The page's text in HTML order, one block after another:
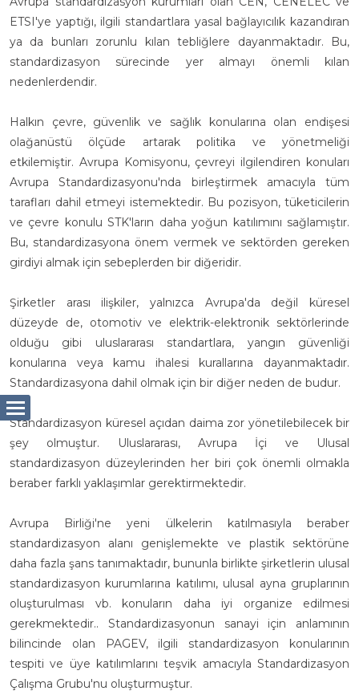
ETSI'ye yaptığı, ilgili standartlara yasal bağlayıcılık kazandıran
ya da bunları zorunlu kılan tebliğlere dayanmaktadır. Bu,
standardizasyon sürecinde yer almayı önemli kılan
nedenlerdendir.
Halkın çevre, güvenlik ve sağlık konularına olan endişesi
olağanüstü ölçüde artarak politika ve yönetmeliği
etkilemiştir. Avrupa Komisyonu, çevreyi ilgilendiren konuları
Avrupa Standardizasyonu'nda birleştirmek amacıyla tüm
tarafları dahil etmeyi istemektedir. Bu pozisyon, tüketicilerin
ve çevre konulu STK'ların daha yoğun katılımını sağlamıştır.
Bu, standardizasyona önem vermek ve sektörden gereken
girdiyi almak için sebeplerden bir diğeridir.
Şirketler arası ilişkiler, yalnızca Avrupa'da değil küresel
düzeyde de, otomotiv ve elektrik-elektronik sektörlerinde
olduğu gibi uluslararası standartlara, yangın güvenliği
konularına veya kamu ihalesi kurallarına dayanmaktadır.
Standardizasyona dahil olmak için bir diğer neden de budur.
Standardizasyon küresel açıdan daima zor yönetilebilecek bir
şey olmuştur. Uluslararası, Avrupa İçi ve Ulusal
standardizasyon düzeylerinden her biri çok önemli olmakla
beraber farklı yaklaşımlar gerektirmektedir.
Avrupa Birliği'ne yeni ülkelerin katılmasıyla beraber
standardizasyon alanı genişlemekte ve plastik sektörüne
daha fazla şans tanımaktadır, bununla birlikte şirketlerin ulusal
standardizasyon kurumlarına katılımı, ulusal ayna gruplarının
oluşturulması vb. konuların daha iyi organize edilmesi
gerekmektedir.. Standardizasyonun sanayi için anlamının
bilincinde olan PAGEV, ilgili standardizasyon konularının
tespiti ve üye katılımlarını teşvik amacıyla Standardizasyon
Çalışma Grubu'nu oluşturmuştur.